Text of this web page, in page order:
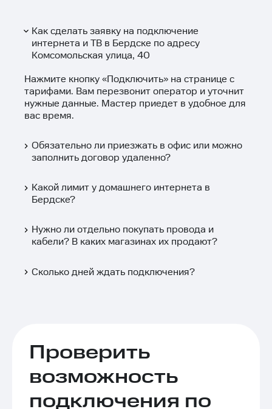
Как сделать заявку на подключение
интернета и ТВ в Бердске по адресу
Комсомольская улица, 40
Нажмите кнопку «Подключить» на странице с
тарифами. Вам перезвонит оператор и уточнит
нужные данные. Мастер приедет в удобное для
вас время.
Обязательно ли приезжать в офис или можно
заполнить договор удаленно?
Какой лимит у домашнего интернета в
Бердске?
Нужно ли отдельно покупать провода и
кабели? В каких магазинах их продают?
Сколько дней ждать подключения?
Проверить
возможность
подключения по